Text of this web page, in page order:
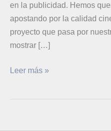
en la publicidad. Hemos
apostando por la calidad
proyecto que pasa por
mostrar […]
Leer más »